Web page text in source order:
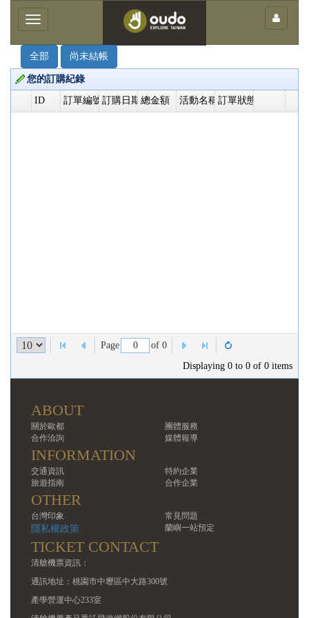
×
Toggle
navigation
全部 尚未結帳
您的訂購紀錄
ID 訂單編號 訂購日期 總金額 活動名稱 訂單狀態
Page
of 0
Displaying 0 to 0 of 0 items
ABOUT
關於歐都
團體服務
合作洽詢
媒體報導
INFORMATION
交通資訊
特約企業
旅遊指南
合作企業
OTHER
台灣印象 常見問題
隱私權政策 蘭嶼一站預定
TICKET CONTACT
清艙機票資訊：
通訊地址：桃園市中壢區中大路300號
產學營運中心233室